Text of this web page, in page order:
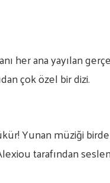
her ana yayılan
çok özel bir dizi.
Yunan müziği
tarafından